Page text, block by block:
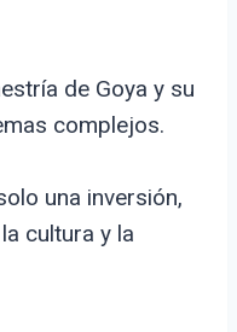
de Goya y su
complejos.
una inversión,
cultura y la